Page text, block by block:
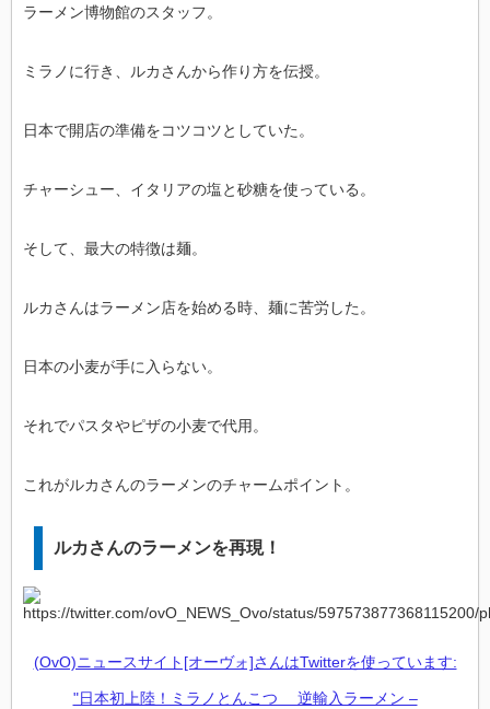
ラーメン博物館のスタッフ。
ミラノに行き、ルカさんから作り方を伝授。
日本で開店の準備をコツコツとしていた。
チャーシュー、イタリアの塩と砂糖を使っている。
そして、最大の特徴は麺。
ルカさんはラーメン店を始める時、麺に苦労した。
日本の小麦が手に入らない。
それでパスタやピザの小麦で代用。
これがルカさんのラーメンのチャームポイント。
ルカさんのラーメンを再現！
(OvO)ニュースサイト[オーヴォ]さんはTwitterを使っています:
"日本初上陸！ミラノとんこつ 逆輸入ラーメン –